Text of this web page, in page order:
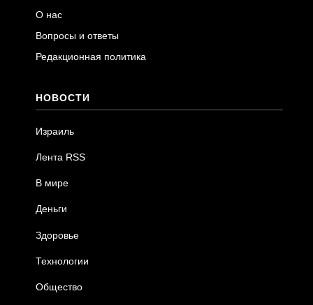
О нас
Вопросы и ответы
Редакционная политика
НОВОСТИ
Израиль
Лента RSS
В мире
Деньги
Здоровье
Технологии
Общество